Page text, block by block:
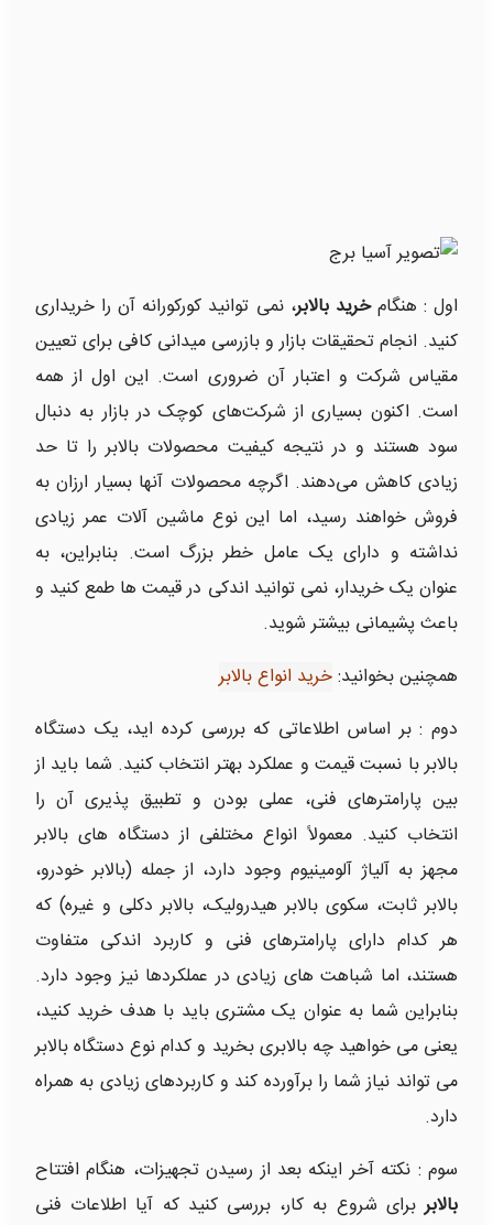
اول : هنگامخرید بالابر، نمی توانید کورکورانه آن را خریداری
کنید. انجام تحقیقات بازار و بازرسی میدانی کافی برای تعیین
مقیاس شرکت و اعتبار آن ضروری است. این اول از همه
است. اکنون بسیاری از شرکت‌های کوچک در بازار به دنبال
سود هستند و در نتیجه کیفیت محصولات بالابر را تا حد
زیادی کاهش می‌دهند. اگرچه محصولات آنها بسیار ارزان به
فروش خواهند رسید، اما این نوع ماشین آلات عمر زیادی
نداشته و دارای یک عامل خطر بزرگ است. بنابراین، به
عنوان یک خریدار، نمی توانید اندکی در قیمت ها طمع کنید و
باعث پشیمانی بیشتر شوید.
همچنین بخوانید:خرید انواع بالابر
دوم : بر اساس اطلاعاتی که بررسی کرده اید، یک دستگاه
بالابر با نسبت قیمت و عملکرد بهتر انتخاب کنید. شما باید از
بین پارامترهای فنی، عملی بودن و تطبیق پذیری آن را
انتخاب کنید. معمولاً انواع مختلفی از دستگاه های بالابر
مجهز به آلیاژ آلومینیوم وجود دارد، از جمله (بالابر خودرو،
بالابر ثابت، سکوی بالابر هیدرولیک، بالابر دکلی و غیره) که
هر کدام دارای پارامترهای فنی و کاربرد اندکی متفاوت
هستند، اما شباهت های زیادی در عملکردها نیز وجود دارد.
بنابراین شما به عنوان یک مشتری باید با هدف خرید کنید،
یعنی می خواهید چه بالابری بخرید و کدام نوع دستگاه بالابر
می تواند نیاز شما را برآورده کند و کاربردهای زیادی به همراه
دارد.
سوم : نکته آخر اینکه بعد از رسیدن تجهیزات، هنگام افتتاح
بالابربرای شروع به کار، بررسی کنید که آیا اطلاعات فنی